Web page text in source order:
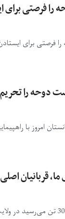
فرصتی برای
برای
دوحه را
امروز با
ما،